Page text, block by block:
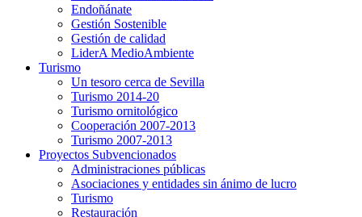
Endoñánate
Gestión Sostenible
Gestión de calidad
LiderA MedioAmbiente
Turismo
Un tesoro cerca de Sevilla
Turismo 2014-20
Turismo ornitológico
Cooperación 2007-2013
Turismo 2007-2013
Proyectos Subvencionados
Administraciones públicas
Asociaciones y entidades sin ánimo de lucro
Turismo
Restauración